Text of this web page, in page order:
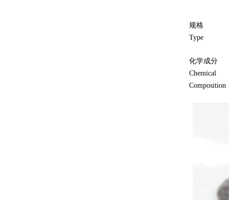
规格
Type
化学成分
Chemical
Composition